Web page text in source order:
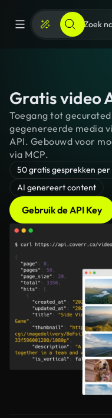
Gratis video
Toegang tot
gegenereerde media
API. Gebouwd voor
via MCP.
50 gratis gesprekken per
AI genereert content
Gebruik de API Key